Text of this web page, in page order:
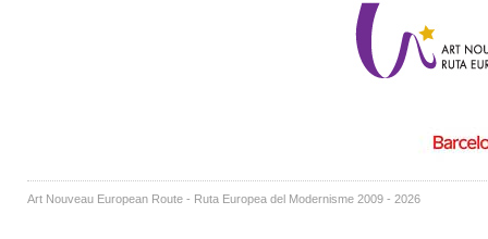
Art Nouveau European Route - Ruta Europea del Modernisme 2009 - 2026